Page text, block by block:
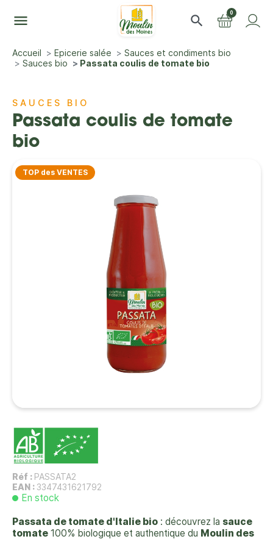
menu search 0
Accueil Epicerie salée
Sauces et condiments bio
Sauces bio
Passata coulis de tomate bio
SAUCES BIO
Passata coulis de tomate
bio
TOP des VENTES
Réf : PASSATA2
EAN : 3347431621792
En stock
Passata de tomate d'Italie bio : découvrez la sauce
tomate 100% biologique et authentique du Moulin des